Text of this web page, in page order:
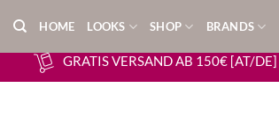
Inhalt
springen
HOME LOOKS SHOP BRANDS
GRATIS VERSAND AB 150€ [AT/DE]